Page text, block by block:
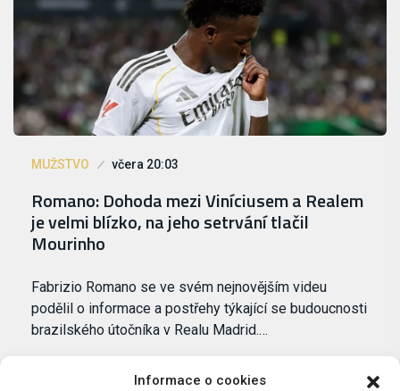
Informace o cookies
MUŽSTVO včera 20:03
Romano: Dohoda mezi Viníciusem a Realem
je velmi blízko, na jeho setrvání tlačil
Mourinho
Fabrizio Romano se ve svém nejnovějším videu
podělil o informace a postřehy týkající se budoucnosti
brazilského útočníka v Realu Madrid.…